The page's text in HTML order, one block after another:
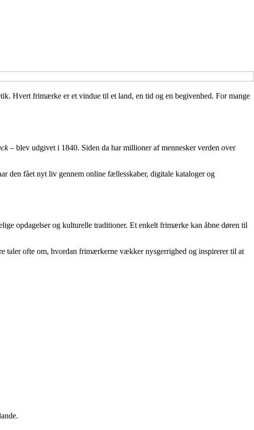
Hvert frimærke er et vindue til et land, en tid og en begivenhed. For mange
– blev udgivet i 1840. Siden da har millioner af mennesker verden over
den fået nyt liv gennem online fællesskaber, digitale kataloger og
opdagelser og kulturelle traditioner. Et enkelt frimærke kan åbne døren til
taler ofte om, hvordan frimærkerne vækker nysgerrighed og inspirerer til at